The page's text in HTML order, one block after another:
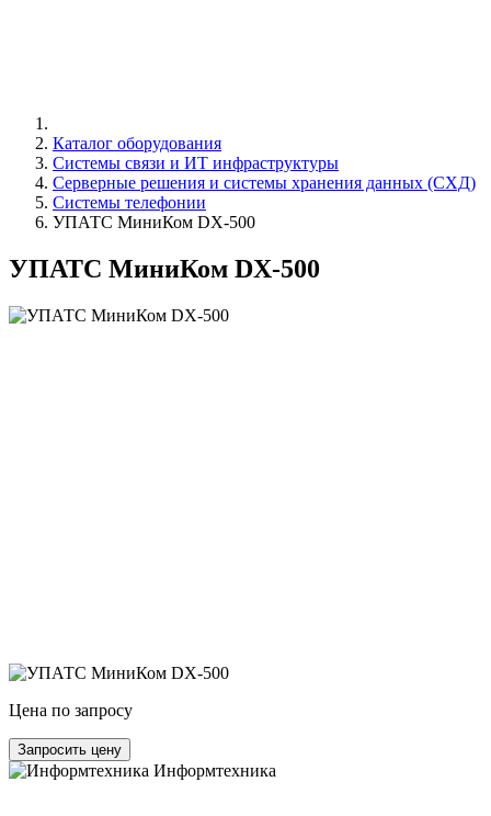
Каталог оборудования
Системы связи и ИТ инфраструктуры
Серверные решения и системы хранения данных (СХД)
Системы телефонии
УПАТС МиниКом DX-500
УПАТС МиниКом DX-500
Цена по запросу
Запросить цену
Информтехника